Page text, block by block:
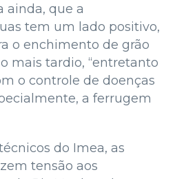
ainda, que a
tem um lado positivo,
o enchimento de grão
mais tardio, “entretanto
o controle de doenças
a ferrugem
do Imea, as
tensão aos